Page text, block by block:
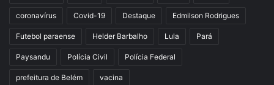
coronavírus Covid-19 Destaque Edmilson Rodrigues
Futebol paraense Helder Barbalho Lula Pará
Paysandu Polícia Civil Polícia Federal
prefeitura de Belém vacina